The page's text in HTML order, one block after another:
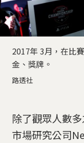
2017年 3月，在比
金、獎牌。
路透社
除了觀眾人數
市場研究公司